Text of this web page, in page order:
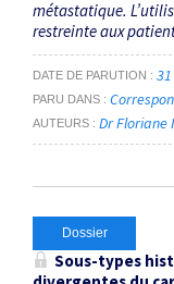
métastatique.
restreinte aux
DATE DE PARUTION
PARU DANS
AUTEURS Dr Floriane
Dossier
Sous-types